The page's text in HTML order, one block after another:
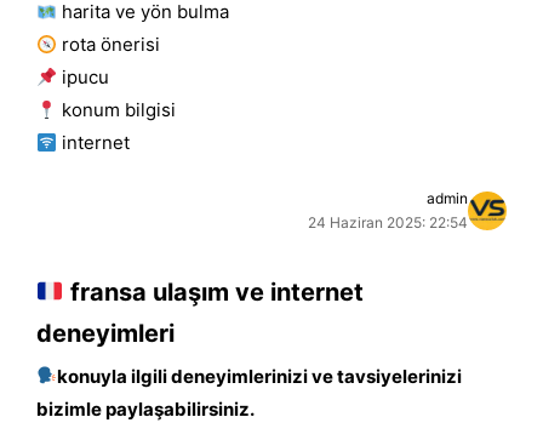
harita ve yön bulma
rota önerisi
i̇pucu
konum bilgisi
i̇nternet
admin
24 Haziran 2025: 22:54
fransa ulaşım ve internet
deneyimleri
konuyla ilgili deneyimlerinizi ve tavsiyelerinizi
bizimle paylaşabilirsiniz.